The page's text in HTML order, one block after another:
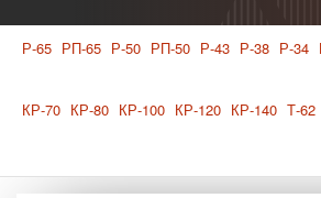
Р-65 РП-65 Р-50 РП-50 Р-43 Р-38 Р-34
КР-70 КР-80 КР-100 КР-120 КР-140 Т-62